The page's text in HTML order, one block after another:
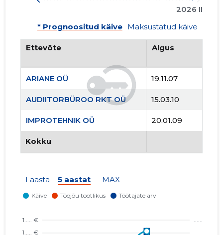
2026 II
* Prognoositud käive Maksustatud käive
Ettevõte Algus
ARIANE OÜ 19.11.07
AUDIITORBÜROO RKT OÜ 15.03.10
IMPROTEHNIK OÜ 20.01.09
Kokku
1 aasta 5 aastat MAX